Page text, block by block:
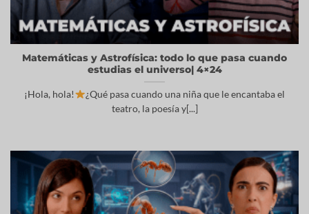
Matemáticas y Astrofísica: todo lo que pasa cuando
estudias el universo| 4×24
¡Hola, hola!
¿Qué pasa cuando una niña que le encantaba el
teatro, la poesía y[...]